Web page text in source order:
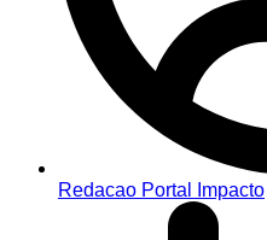
Redacao Portal Impacto